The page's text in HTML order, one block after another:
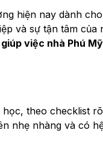
hiện nay dành
và sự tận tâm của
giúp việc nhà Phú
theo checklist
nhẹ nhàng và có